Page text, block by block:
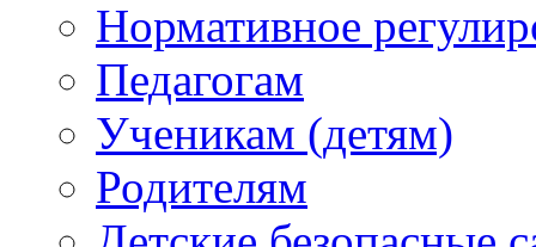
Нормативное
Педагогам
Ученикам (детям)
Родителям